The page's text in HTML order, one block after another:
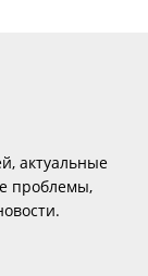
актуальные
проблемы,